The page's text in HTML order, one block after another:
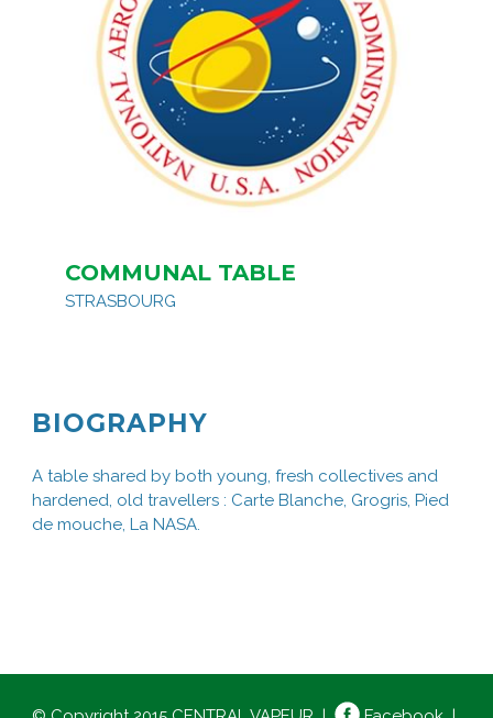
COMMUNAL TABLE
STRASBOURG
BIOGRAPHY
A table shared by both young, fresh collectives and
hardened, old travellers : Carte Blanche, Grogris, Pied
de mouche, La NASA.